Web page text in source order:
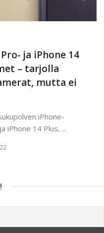
ja iPhone 14
– tarjolla
mutta ei
iPhone-
iPhone 14 Plus, ...